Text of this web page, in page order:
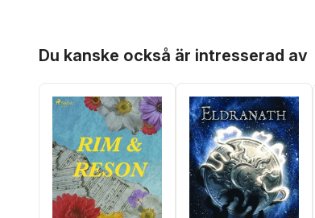
Du kanske också är intresserad av